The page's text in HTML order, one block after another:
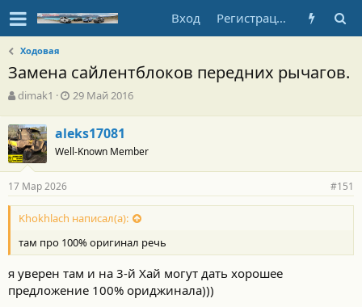
Вход Регистрация
Ходовая
Замена сайлентблоков передних рычагов.
А
т
о
р
т
е
м
ы
dimak1
Д
а
н
а
л
а
29 Май 2016
aleks17081
Well-Known Member
17 Мар 2026 #151
Khokhlach написал(а):
там про 100% оригинал речь
я уверен там и на 3-й Хай могут дать хорошее
предложение 100% ориджинала)))